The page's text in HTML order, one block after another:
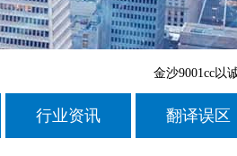
金沙9001cc以
行业资讯 翻译误区